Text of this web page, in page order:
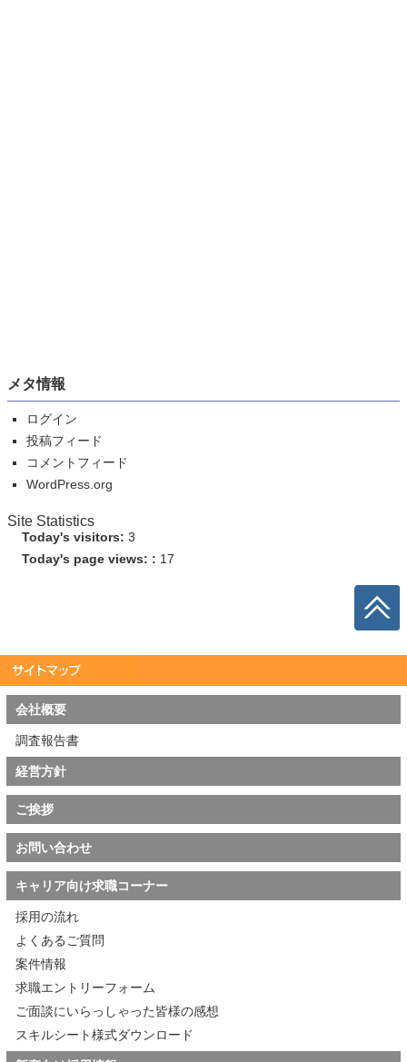
メタ情報
ログイン
投稿フィード
コメントフィード
WordPress.org
Site Statistics
Today's visitors: 3
Today's page views: : 17
会社概要
調査報告書
経営方針
ご挨拶
お問い合わせ
キャリア向け求職コーナー
採用の流れ
よくあるご質問
案件情報
求職エントリーフォーム
ご面談にいらっしゃった皆様の感想
スキルシート様式ダウンロード